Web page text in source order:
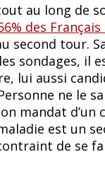
au long de
des
second tour.
sondages, il
lui aussi
ne le
mandat
est un
de se